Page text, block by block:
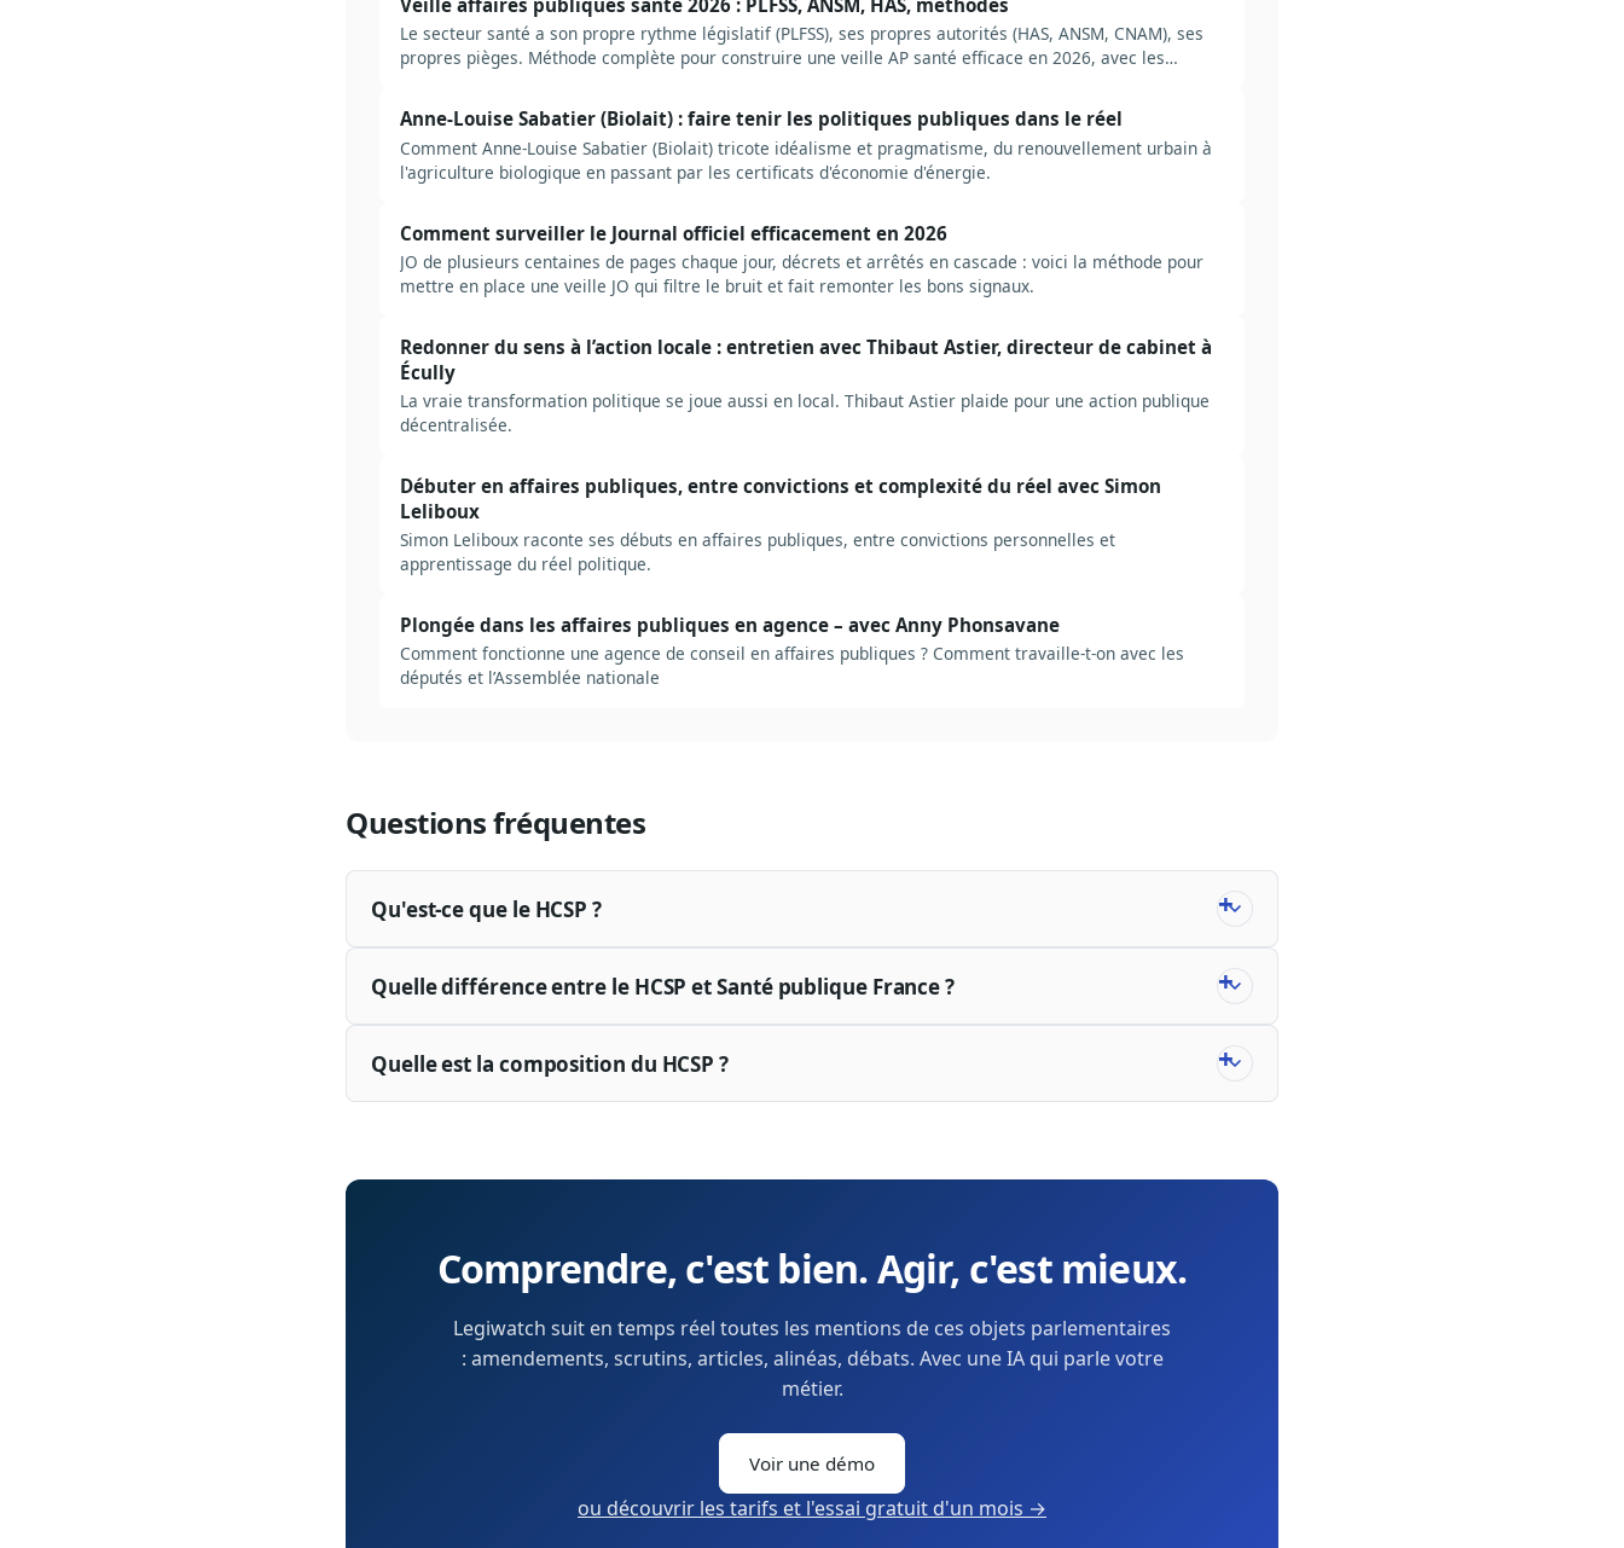
Veille affaires publiques santé 2026 : PLFSS, ANSM, HAS, méthodes
Le secteur santé a son propre rythme législatif (PLFSS), ses propres autorités (HAS, ANSM, CNAM), ses
propres pièges. Méthode complète pour construire une veille AP santé efficace en 2026, avec les
Anne-Louise Sabatier (Biolait) : faire tenir les politiques publiques dans le réel
Comment Anne-Louise Sabatier (Biolait) tricote idéalisme et pragmatisme, du renouvellement urbain à
l'agriculture biologique en passant par les certificats d'économie d'énergie.
Comment surveiller le Journal officiel efficacement en 2026
JO de plusieurs centaines de pages chaque jour, décrets et arrêtés en cascade : voici la méthode pour
mettre en place une veille JO qui filtre le bruit et fait remonter les bons signaux.
Redonner du sens à l’action locale : entretien avec Thibaut Astier, directeur de cabinet à
Écully
La vraie transformation politique se joue aussi en local. Thibaut Astier plaide pour une action publique
décentralisée.
Débuter en affaires publiques, entre convictions et complexité du réel avec Simon
Leliboux
Simon Leliboux raconte ses débuts en affaires publiques, entre convictions personnelles et
apprentissage du réel politique.
Plongée dans les affaires publiques en agence – avec Anny Phonsavane
Comment fonctionne une agence de conseil en affaires publiques ? Comment travaille-t-on avec les
députés et l’Assemblée nationale
Questions fréquentes
Qu'est-ce que le HCSP ?
Quelle différence entre le HCSP et Santé publique France ?
Quelle est la composition du HCSP ?
Comprendre, c'est bien. Agir, c'est mieux.
Legiwatch suit en temps réel toutes les mentions de ces objets parlementaires
: amendements, scrutins, articles, alinéas, débats. Avec une IA qui parle votre
métier.
Voir une démo
ou découvrir les tarifs et l'essai gratuit d'un mois →